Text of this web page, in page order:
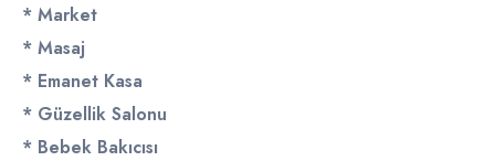
* Market
* Masaj
* Emanet Kasa
* Güzellik Salonu
* Bebek Bakıcısı